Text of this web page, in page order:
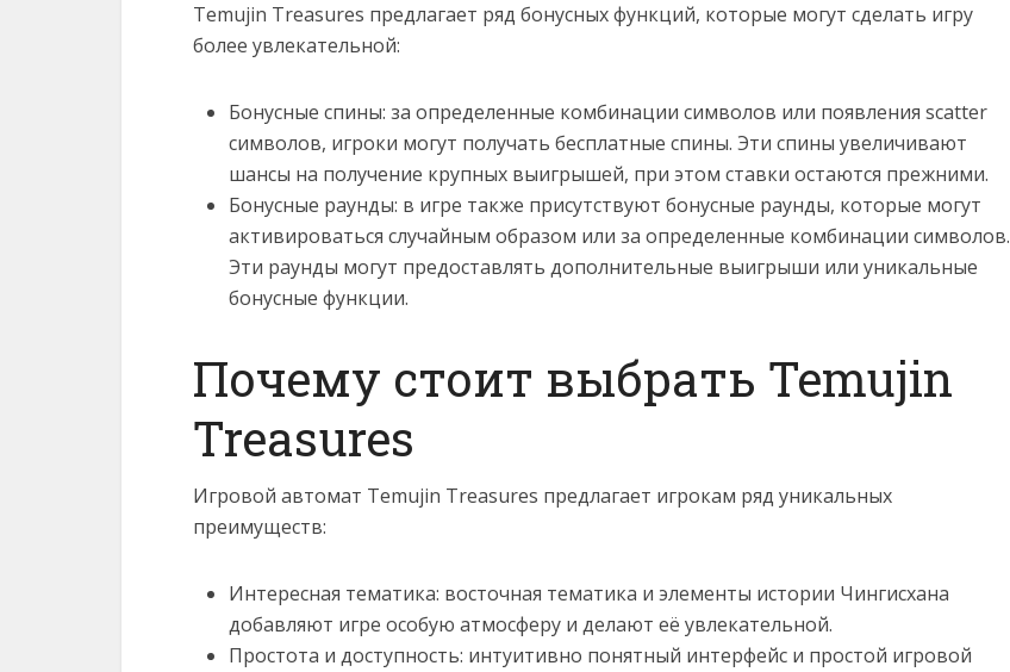
Temujin Treasures предлагает ряд бонусных функций, которые могут сделать игру
более увлекательной:
Бонусные спины: за определенные комбинации символов или появления scatter
символов, игроки могут получать бесплатные спины. Эти спины увеличивают
шансы на получение крупных выигрышей, при этом ставки остаются прежними.
Бонусные раунды: в игре также присутствуют бонусные раунды, которые могут
активироваться случайным образом или за определенные комбинации символов.
Эти раунды могут предоставлять дополнительные выигрыши или уникальные
бонусные функции.
Почему стоит выбрать Temujin
Treasures
Игровой автомат Temujin Treasures предлагает игрокам ряд уникальных
преимуществ:
Интересная тематика: восточная тематика и элементы истории Чингисхана
добавляют игре особую атмосферу и делают её увлекательной.
Простота и доступность: интуитивно понятный интерфейс и простой игровой